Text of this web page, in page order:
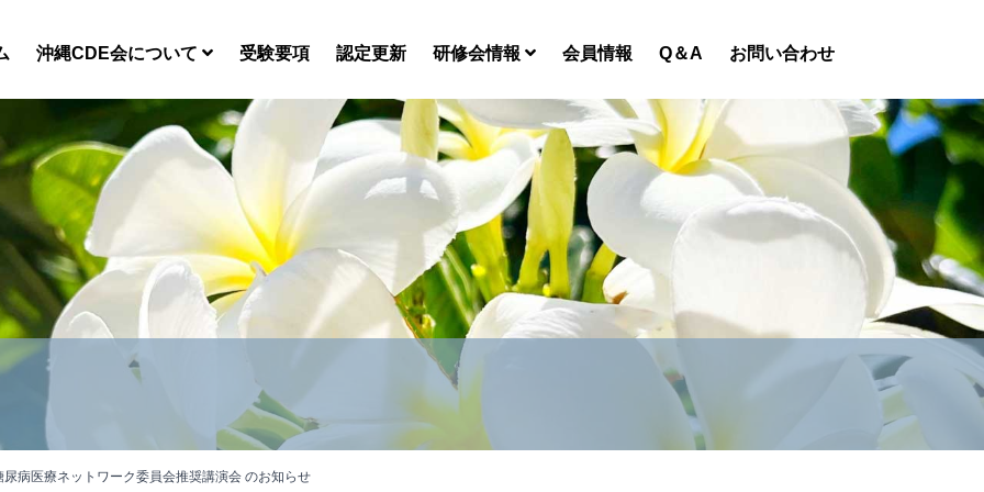
沖縄CDE会について 受験要項 認定更新 研修会情報 会員情報 Q＆A お問い合わせ
病医療ネットワーク委員会推奨講演会 のお知らせ